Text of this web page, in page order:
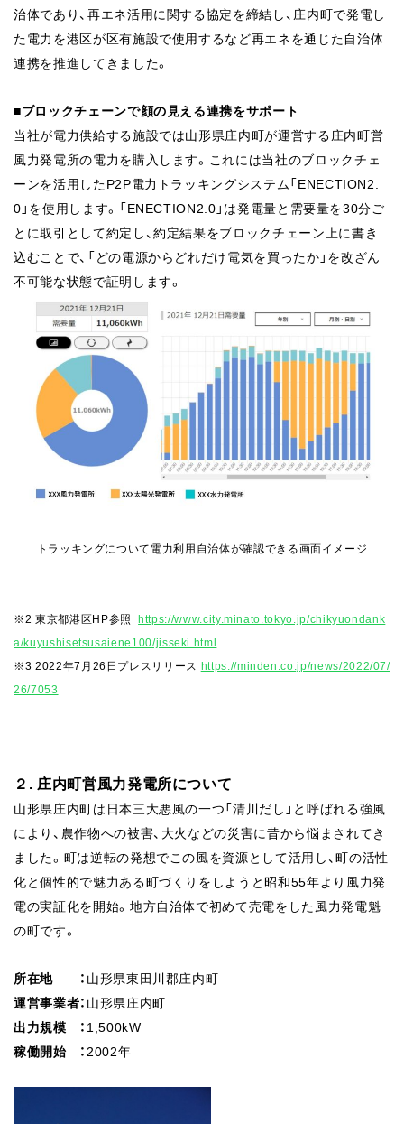
治体であり、再エネ活用に関する協定を締結し、庄内町で発電し
た電力を港区が区有施設で使用するなど再エネを通じた自治体
連携を推進してきました。
■ブロックチェーンで顔の見える連携をサポート
当社が電力供給する施設では山形県庄内町が運営する庄内町営
風力発電所の電力を購入します。これには当社のブロックチェ
ーンを活用したP2P電力トラッキングシステム「ENECTION2.
0」を使用します。「ENECTION2.0」は発電量と需要量を30分ご
とに取引として約定し、約定結果をブロックチェーン上に書き
込むことで、「どの電源からどれだけ電気を買ったか」を改ざん
不可能な状態で証明します。
トラッキングについて電力利用自治体が確認できる画面イメージ
※2 東京都港区HP参照https://www.city.minato.tokyo.jp/chikyuondank
a/kuyushisetsusaiene100/jisseki.html
※3 2022年7月26日プレスリリース https://minden.co.jp/news/2022/07/
26/7053
２. 庄内町営風力発電所について
山形県庄内町は日本三大悪風の一つ「清川だし」と呼ばれる強風
により、農作物への被害、大火などの災害に昔から悩ま されてき
ました。町は逆転の発想でこの風を資源として活用 し、町の活性
化と個性的で魅力ある町づくりをしようと昭和55年より風力発
電の実証化を開始。地方自治体で初めて売電をした風力発電魁
の町です。
所在地 ： 山形県東田川郡庄内町
運営事業者： 山形県庄内町
出力規模 ： 1,500kW
稼働開始 ：2002年